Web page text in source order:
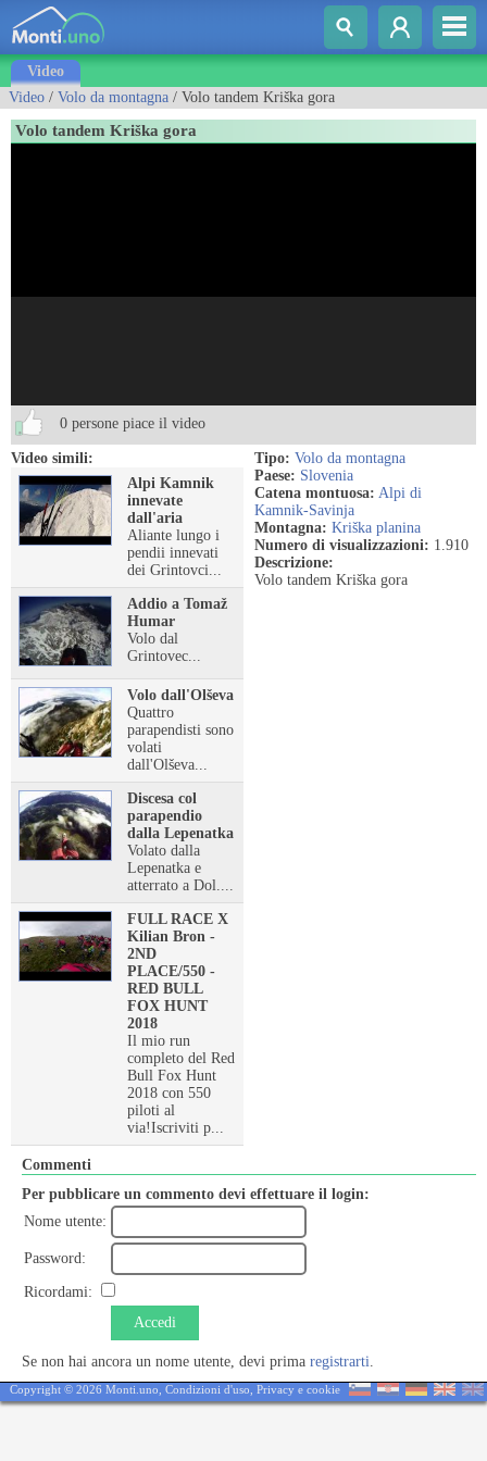
Video
Video / Volo da montagna / Volo tandem Kriška gora
Volo tandem Kriška gora
0 persone piace il video
Video simili:
Alpi Kamnik
innevate
dall'aria
Aliante lungo i
pendii innevati
dei Grintovci...
Addio a Tomaž
Humar
Volo dal
Grintovec...
Volo dall'Olševa
Quattro
parapendisti sono
volati
dall'Olševa...
Discesa col
parapendio
dalla Lepenatka
Volato dalla
Lepenatka e
atterrato a Dol....
FULL RACE X
Kilian Bron -
2ND
PLACE/550 -
RED BULL
FOX HUNT
2018
Il mio run
completo del Red
Bull Fox Hunt
2018 con 550
piloti al
via!Iscriviti p...
Tipo: Volo da montagna
Paese: Slovenia
Catena montuosa: Alpi di
Kamnik-Savinja
Montagna: Kriška planina
Numero di visualizzazioni: 1.910
Descrizione:
Volo tandem Kriška gora
Commenti
Per pubblicare un commento devi effettuare il login:
Nome utente:
Password:
Ricordami:
Accedi
Se non hai ancora un nome utente, devi prima registrarti.
Copyright © 2026 Monti.uno, Condizioni d'uso Privacy e cookie